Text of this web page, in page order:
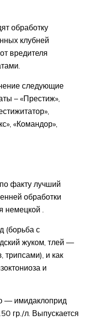
обработку
клубней
вредителя
следующие
– «Престиж»,
«Командор»,
факту лучший
обработки
немецкой .
(борьба с
жуком, тлей —
трипсами), и как
и
— имидаклоприд
гр./л. Выпускается